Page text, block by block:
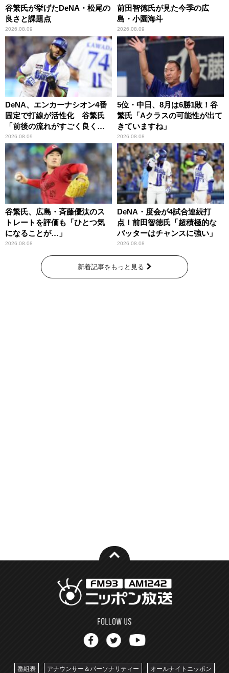
谷繁氏が挙げたDeNA・松尾の
良さと課題点
2026.08.09
前田智徳氏が見た今季の広
島・小園海斗
2026.08.09
DeNA、エンカーナシオン4番
固定で打線が活性化 谷繁氏
「前後の流れがすごく良くな
りましたね」
2026.08.09
5位・中日、8月は6勝1敗！谷
繁氏「Aクラスの可能性が出て
きていますね」
2026.08.08
谷繁氏、広島・斉藤優汰のス
トレートを評価も「ひとつ気
になることが…」
2026.08.08
DeNA・度会が4試合連続打
点！前田智徳氏「超積極的な
バッターはチャンスに強い」
2026.08.08
新着記事をもっと見る
番組表 アナウンサー＆パーソナリティー オールナイトニッポン